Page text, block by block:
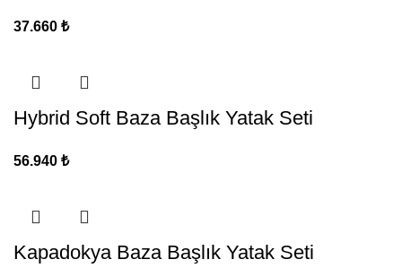
37.660 ₺
Hybrid Soft Baza Başlık Yatak Seti
56.940 ₺
Kapadokya Baza Başlık Yatak Seti